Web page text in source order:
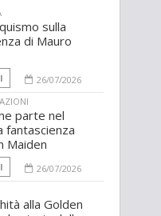
sulla
di Mauro
26/07/2026
parte nel
fantascienza
Maiden
26/07/2026
alla Golden